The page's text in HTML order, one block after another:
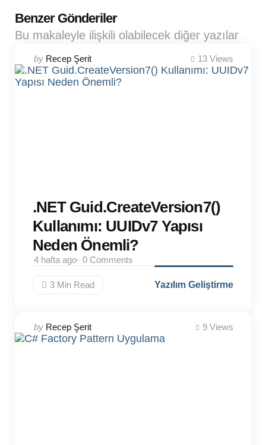
Benzer Gönderiler
Bu makaleyle ilişkili olabilecek diğer yazılar
Posted
by
by Recep Şerit 13 Views
.NET Guid.CreateVersion7()
Kullanımı: UUIDv7 Yapısı
Neden Önemli?
4 hafta ago 0 Comments
3 Min Read Yazılım Geliştirme
Posted
by
by Recep Şerit 9 Views